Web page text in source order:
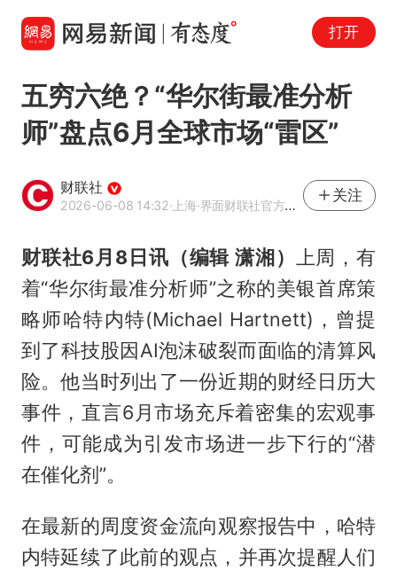
打开
五穷六绝？“华尔街最准分析
师”盘点6月全球市场“雷区”
财联社
2026-06-08 14:32·上海·界面财联社官方账号
关注
财联社6月8日讯（编辑 潇湘）
上周，有
着“华尔街最准分析师”之称的美银首席策
略师哈特内特(Michael Hartnett)，曾提
到了科技股因AI泡沫破裂而面临的清算风
险。他当时列出了一份近期的财经日历大
事件，直言6月市场充斥着密集的宏观事
件，可能成为引发市场进一步下行的“潜
在催化剂”。
在最新的周度资金流向观察报告中，哈特
内特延续了此前的观点，并再次提醒人们